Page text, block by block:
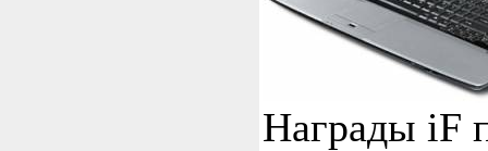
Награды iF